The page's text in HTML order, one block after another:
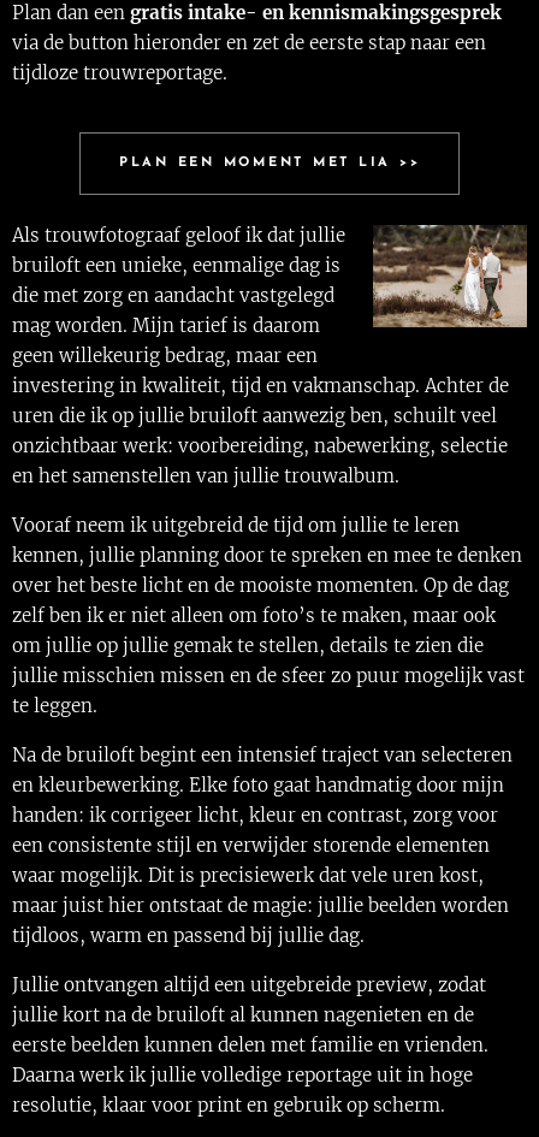
Plan dan een gratis intake- en kennismakingsgesprek
via de button hieronder en zet de eerste stap naar een
tijdloze trouwreportage.
PLAN EEN MOMENT MET LIA >>
Als trouwfotograaf geloof ik dat jullie
bruiloft een unieke, eenmalige dag is
die met zorg en aandacht vastgelegd
mag worden. Mijn tarief is daarom
geen willekeurig bedrag, maar een
investering in kwaliteit, tijd en vakmanschap. Achter de
uren die ik op jullie bruiloft aanwezig ben, schuilt veel
onzichtbaar werk: voorbereiding, nabewerking, selectie
en het samenstellen van jullie trouwalbum.
Vooraf neem ik uitgebreid de tijd om jullie te leren
kennen, jullie planning door te spreken en mee te denken
over het beste licht en de mooiste momenten. Op de dag
zelf ben ik er niet alleen om foto’s te maken, maar ook
om jullie op jullie gemak te stellen, details te zien die
jullie misschien missen en de sfeer zo puur mogelijk vast
te leggen.
Na de bruiloft begint een intensief traject van selecteren
en kleurbewerking. Elke foto gaat handmatig door mijn
handen: ik corrigeer licht, kleur en contrast, zorg voor
een consistente stijl en verwijder storende elementen
waar mogelijk. Dit is precisiewerk dat vele uren kost,
maar juist hier ontstaat de magie: jullie beelden worden
tijdloos, warm en passend bij jullie dag.
Jullie ontvangen altijd een uitgebreide preview, zodat
jullie kort na de bruiloft al kunnen nagenieten en de
eerste beelden kunnen delen met familie en vrienden.
Daarna werk ik jullie volledige reportage uit in hoge
resolutie, klaar voor print en gebruik op scherm.